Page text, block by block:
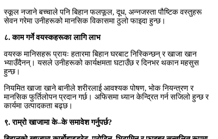
स्कूल नजाने बच्चाले पनि बिहान फलफूल, दूध, अन्नजस्ता पौष्टिक वस्तुहरू
सेवन गरेमा उनीहरूको मानसिक विकासमा ठुलो फाइदा हुन्छ।
८. काम गर्ने वयस्कहरूका लागि लाभ
वयस्क मानिसहरू प्रायः हतारमा बिहान घरबाट निस्किन्छन् र खाजा खान
भ्याउँदैनन्। यसले उनीहरूको कार्यक्षमता घटाउँछ र दिनभर थकान महसुस
हुन्छ।
नियमित खाजा खाने बानीले शरीरलाई आवश्यक पोषण, भोक नियन्त्रण र
मानसिक फुर्तिलोपन प्रदान गर्छ। अफिसमा ध्यान केन्द्रित गर्न सजिलो हुन्छ र
कार्यमा उत्पादकता बढ्छ।
९. राम्रो खाजामा के–के समावेश गर्नुपर्छ?